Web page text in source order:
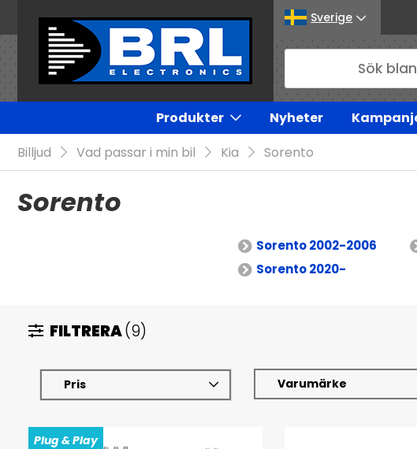
Sverige
Produkter Nyheter
Billjud
Vad passar i min bil Kia Sorento
Sorento
Sorento 2002-2006
Sorento 2020-
FILTRERA(9)
Pris Varumärke
Plug & Play